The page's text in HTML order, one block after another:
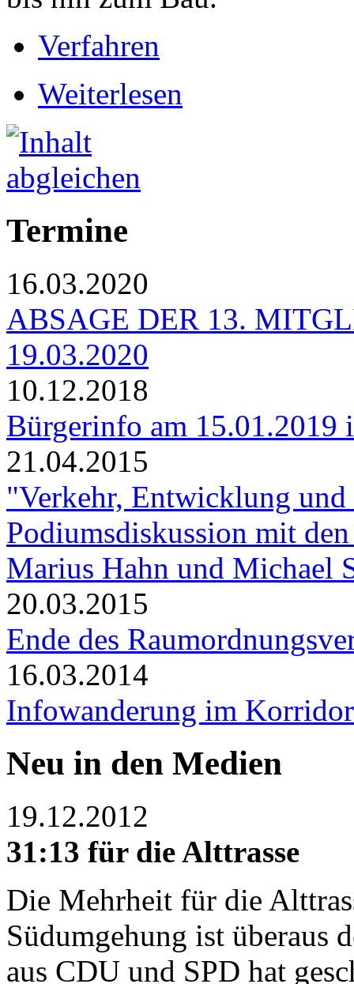
Verfahren
Weiterlesen
Termine
16.03.2020
ABSAGE DER 13.
19.03.2020
10.12.2018
Bürgerinfo am 15.01.2019
21.04.2015
"Verkehr, Entwicklung und
Podiumsdiskussion mit
Marius Hahn und Michael
20.03.2015
Ende des
16.03.2014
Infowanderung im
Neu in den Medien
19.12.2012
31:13 für die Alttrasse
Die Mehrheit für die
Südumgehung ist überaus
aus CDU und SPD hat